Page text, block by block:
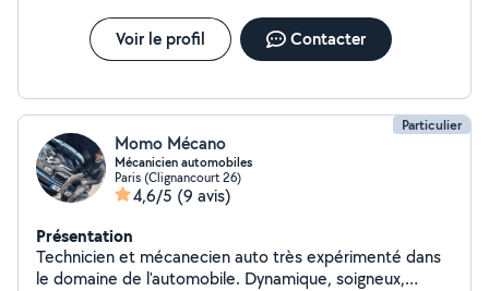
Voir le profil Contacter
Particulier
Momo Mécano
Mécanicien automobiles
Paris (Clignancourt 26)
4,6/5 (9 avis)
Présentation
Technicien et mécanecien auto très expérimenté dans
le domaine de l'automobile. Dynamique, soigneux,